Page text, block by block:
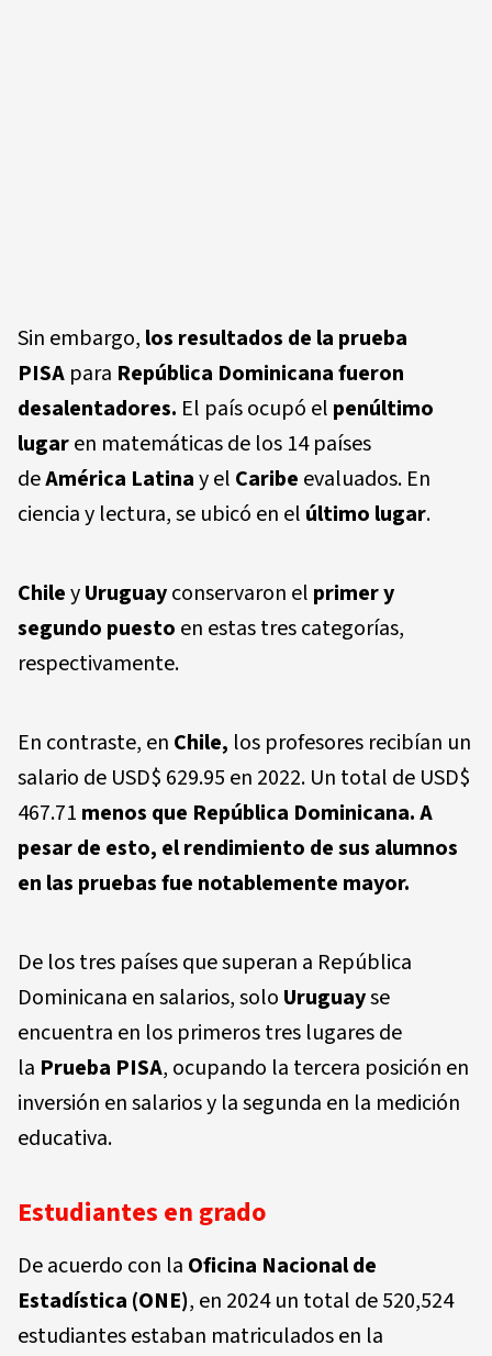
Sin embargo, los resultados de la prueba
PISA para República Dominicanafueron
desalentadores. El país ocupó el penúltimo
lugaren matemáticas de los 14 países
deAmérica Latinay el Caribe evaluados. En
ciencia y lectura, se ubicó en el último lugar.
ChileyUruguayconservaron el primer y
segundo puesto en estas tres categorías,
respectivamente.
En contraste, en Chile, los profesores recibían un
salario de USD$ 629.95 en 2022. Un total de USD$
467.71 menos que República Dominicana.A
pesar de esto, el rendimiento de sus alumnos
en las pruebas fue notablemente mayor.
De los tres países que superan a República
Dominicana en salarios, solo Uruguayse
encuentra en los primeros tres lugares de
la Prueba PISA, ocupando la tercera posición en
inversión en salarios y la segunda en la medición
educativa.
Estudiantes en grado
De acuerdo con la Oficina Nacional de
Estadística (ONE), en 2024 un total de 520,524
estudiantes estaban matriculados en la